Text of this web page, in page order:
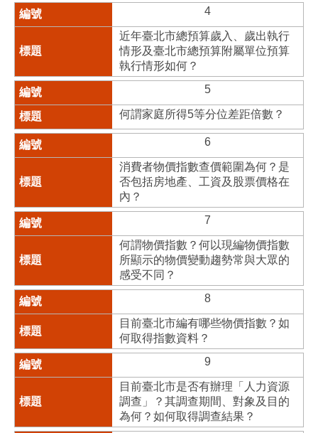
4
近年臺北市總預算歲入、歲出執行
情形及臺北市總預算附屬單位預算
執行情形如何？
5
何謂家庭所得5等分位差距倍數？
6
消費者物價指數查價範圍為何？是
否包括房地產、工資及股票價格在
內？
7
何謂物價指數？何以現編物價指數
所顯示的物價變動趨勢常與大眾的
感受不同？
8
目前臺北市編有哪些物價指數？如
何取得指數資料？
9
目前臺北市是否有辦理「人力資源
調查」？其調查期間、對象及目的
為何？如何取得調查結果？